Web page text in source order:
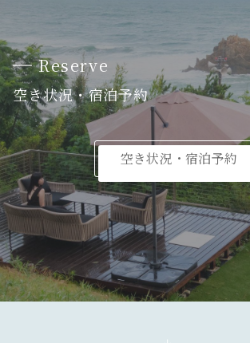
Reserve
空き状況・宿泊予約
空き状況・宿泊予約